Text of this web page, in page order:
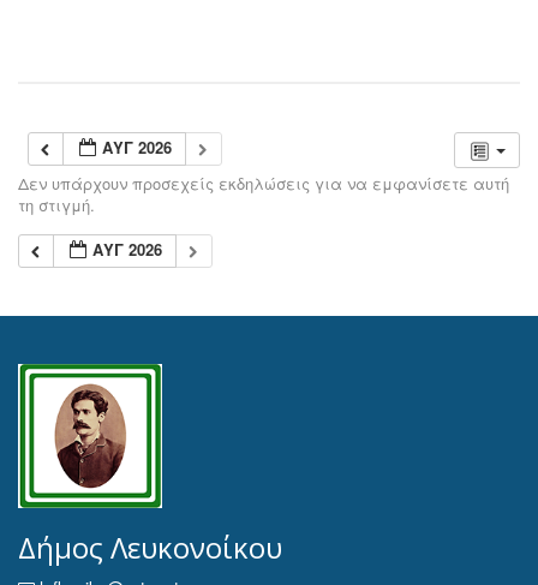
ΑΥΓ 2026
Δεν υπάρχουν προσεχείς εκδηλώσεις για να εμφανίσετε αυτή
τη στιγμή.
ΑΥΓ 2026
Δήμος Λευκονοίκου